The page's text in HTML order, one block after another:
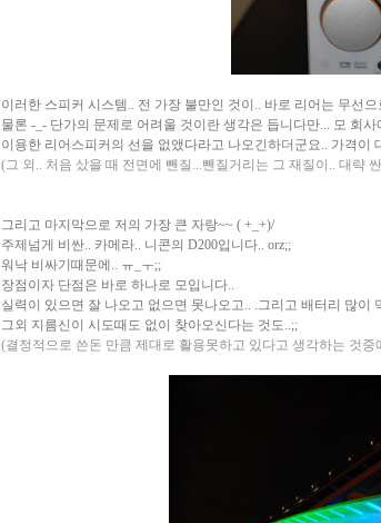
이러한 스피커 시스템.. 전 가장 불만인 것이.. 바로 리어는 무선
물론 -_- 단가의 문제로 어려울 것이란 생각은 듭니다만... 모 회
이용한 리어스피커의 선을 없앴다라고 나오긴하더군요.. 가격이
(그 외.. 처음 샀을 때 전면에 뺀질...뺀질거리는 그 재질이.. 대략
그리고 마지막으로 저의 가장 큰 자랑~~ ( +_+)/
주제넘게 비싼.. 카메라.. 니콘의 D200입니다.. orz;;
워낙 비싸기때문에.. ㅠ_ㅜ;;
장점이자 단점은 바로 하나로 모입니다..
실력이 있으면 잘 나오고 없으면 못나오고.. .그리고 배터리 많이
그외 지름신이 시도때도 없이 찾아오신다는 것도..;;
(결정적으로 쓴돈 만큼 제대로 활용못하고 있다고 생각하는 것중